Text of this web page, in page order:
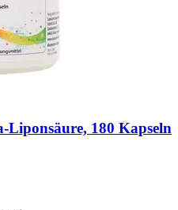
​Liponsäure, 180 Kapseln